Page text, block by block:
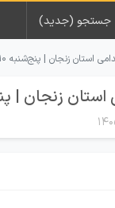
جستجو (جدید)
زنجان | پنج‌شنبه ۱۰ اردیبهشت ۱۴۰۵
| پنج‌شنبه 10